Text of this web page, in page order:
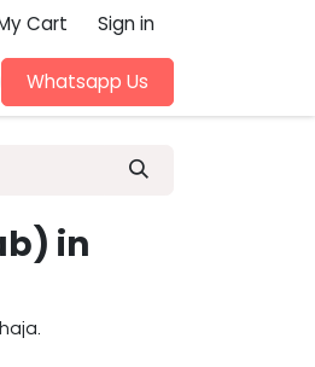
Cart Sign in
Whatsapp Us
in